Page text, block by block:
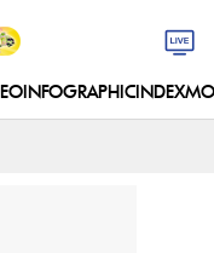
INFOGRAPHICINDEX